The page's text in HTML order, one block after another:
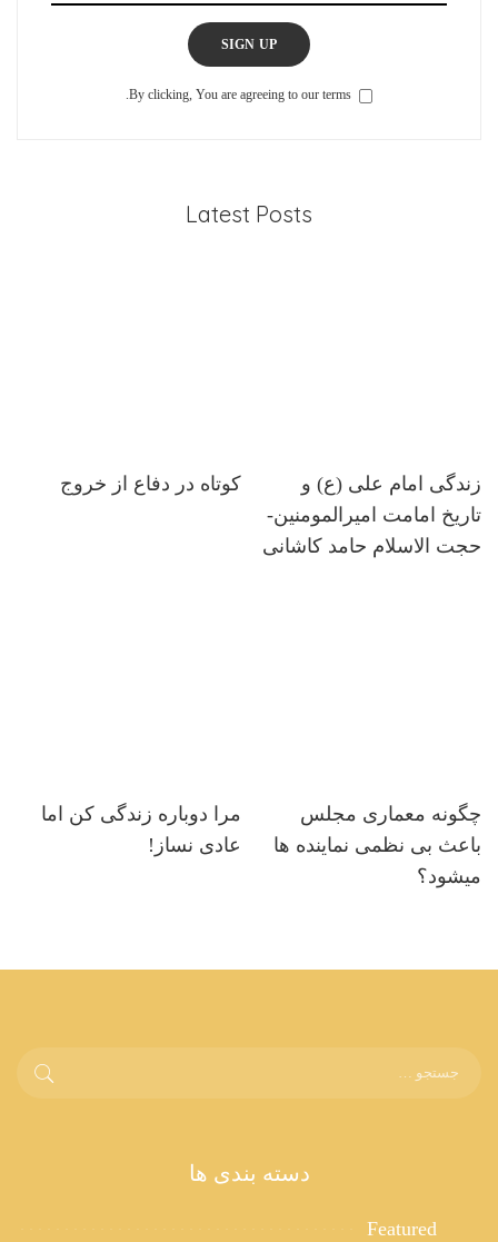
SIGN UP
By clicking, You are agreeing to our terms.
Latest Posts
زندگی امام علی (ع) و
تاریخ امامت امیرالمومنین-
حجت الاسلام حامد کاشانی
کوتاه در دفاع از خروج
چگونه معماری مجلس
باعث بی نظمی نماینده ها
میشود؟
مرا دوباره زندگی کن اما
عادی نساز!
دسته بندی ها
Featured